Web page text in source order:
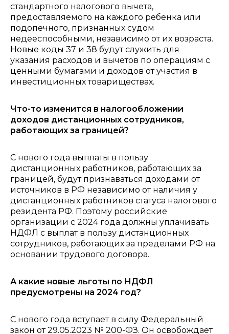
стандартного налогового вычета,
предоставляемого на каждого ребенка или
подопечного, признанных судом
недееспособными, независимо от их возраста.
Новые коды 37 и 38 будут служить для
указания расходов и вычетов по операциям с
ценными бумагами и доходов от участия в
инвестиционных товариществах.
Что-то изменится в налогообложении
доходов дистанционных сотрудников,
работающих за границей?
С нового года выплаты в пользу
дистанционных работников, работающих за
границей, будут признаваться доходами от
источников в РФ независимо от наличия у
дистанционных работников статуса налогового
резидента РФ. Поэтому российские
организации с 2024 года должны уплачивать
НДФЛ с выплат в пользу дистанционных
сотрудников, работающих за пределами РФ на
основании трудового договора.
А какие новые льготы по НДФЛ
предусмотрены на 2024 год?
С нового года вступает в силу Федеральный
закон от 29.05.2023 № 200-ФЗ. Он освобождает